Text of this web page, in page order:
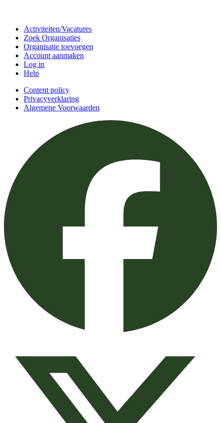
Activiteiten/Vacatures
Zoek Organisaties
Organisatie toevoegen
Account aanmaken
Log in
Help
Content policy
Privacyverklaring
Algemene Voorwaarden